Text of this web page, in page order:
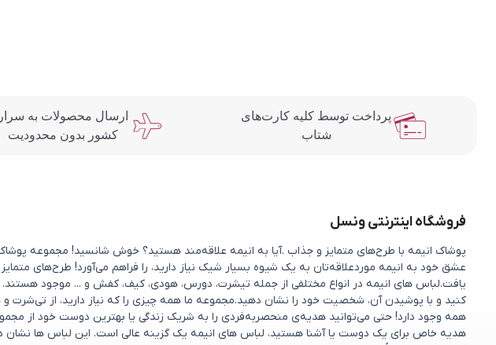
پرداخت توسط کلیه کارت‌های
شتاب
ارسال محصولات به سرار
کشور بدون محدودیت
فروشگاه اینترنتی ونسل
پوشاک انیمه با طرح‌های متمایز و جذاب .آیا به انیمه علاقه‌مند هستید؟ خوش شانسید! مجموعه
عشق خود به انیمه موردعلاقه‌تان به یک شیوه بسیار شیک نیاز دارید، را فراهم می‌آورد! طرح‌های
یافت.لباس های انیمه در انواع مختلفی از جمله تیشرت، دورس، هودی، کیف، کفش و ... موجود هستند.
کنید و با پوشیدن آن، شخصیت خود را نشان دهید.مجموعه ما همه چیزی را که نیاز دارید، از تی‌شرت و
همه وجود دارد! حتی می‌توانید هدیه‌ی منحصربه‌فردی را به شریک زندگی یا بهترین دوست خود از
هدیه خاص برای یک دوست یا آشنا هستید، لباس های انیمه یک گزینه عالی است. این لباس ها